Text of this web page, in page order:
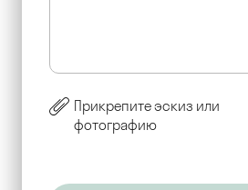
Прикрепите эскиз или
фотографию